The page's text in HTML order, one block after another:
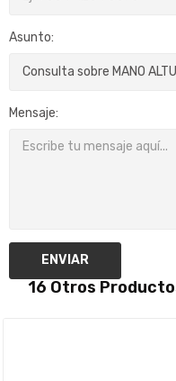
Asunto:
Mensaje:
ENVIAR
16 Otros